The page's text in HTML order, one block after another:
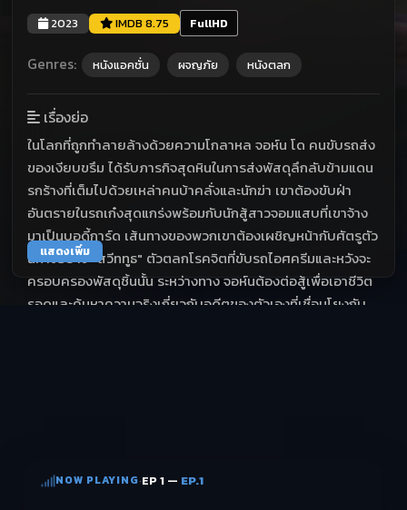
2023 IMDB 8.75 FullHD
Genres: หนังแอคชั่น ผจญภัย หนังตลก
เรื่องย่อ
ในโลกที่ถูกทำลายล้างด้วยความโกลาหล จอห์น โด คนขับรถส่ง
ของเงียบขรึม ได้รับภารกิจสุดหินในการส่งพัสดุลึกลับข้ามแดน
รกร้างที่เต็มไปด้วยเหล่าคนบ้าคลั่งและนักฆ่า เขาต้องขับฝ่า
อันตรายในรถเก๋งสุดแกร่งพร้อมกับนักสู้สาวจอมแสบที่เขาจ้าง
มาเป็นบอดี้การ์ด เส้นทางของพวกเขาต้องเผชิญหน้ากับศัตรูตัว
ฉกาจอย่าง "สวีททูธ" ตัวตลกโรคจิตที่ขับรถไอศครีมและหวังจะ
ครอบครองพัสดุชิ้นนั้น ระหว่างทาง จอห์นต้องต่อสู้เพื่อเอาชีวิต
รอดและค้นหาความจริงเกี่ยวกับอดีตของตัวเองที่เชื่อมโยงกับ
แสดงเพิ่ม
NOW PLAYING·EP 1 — EP.1